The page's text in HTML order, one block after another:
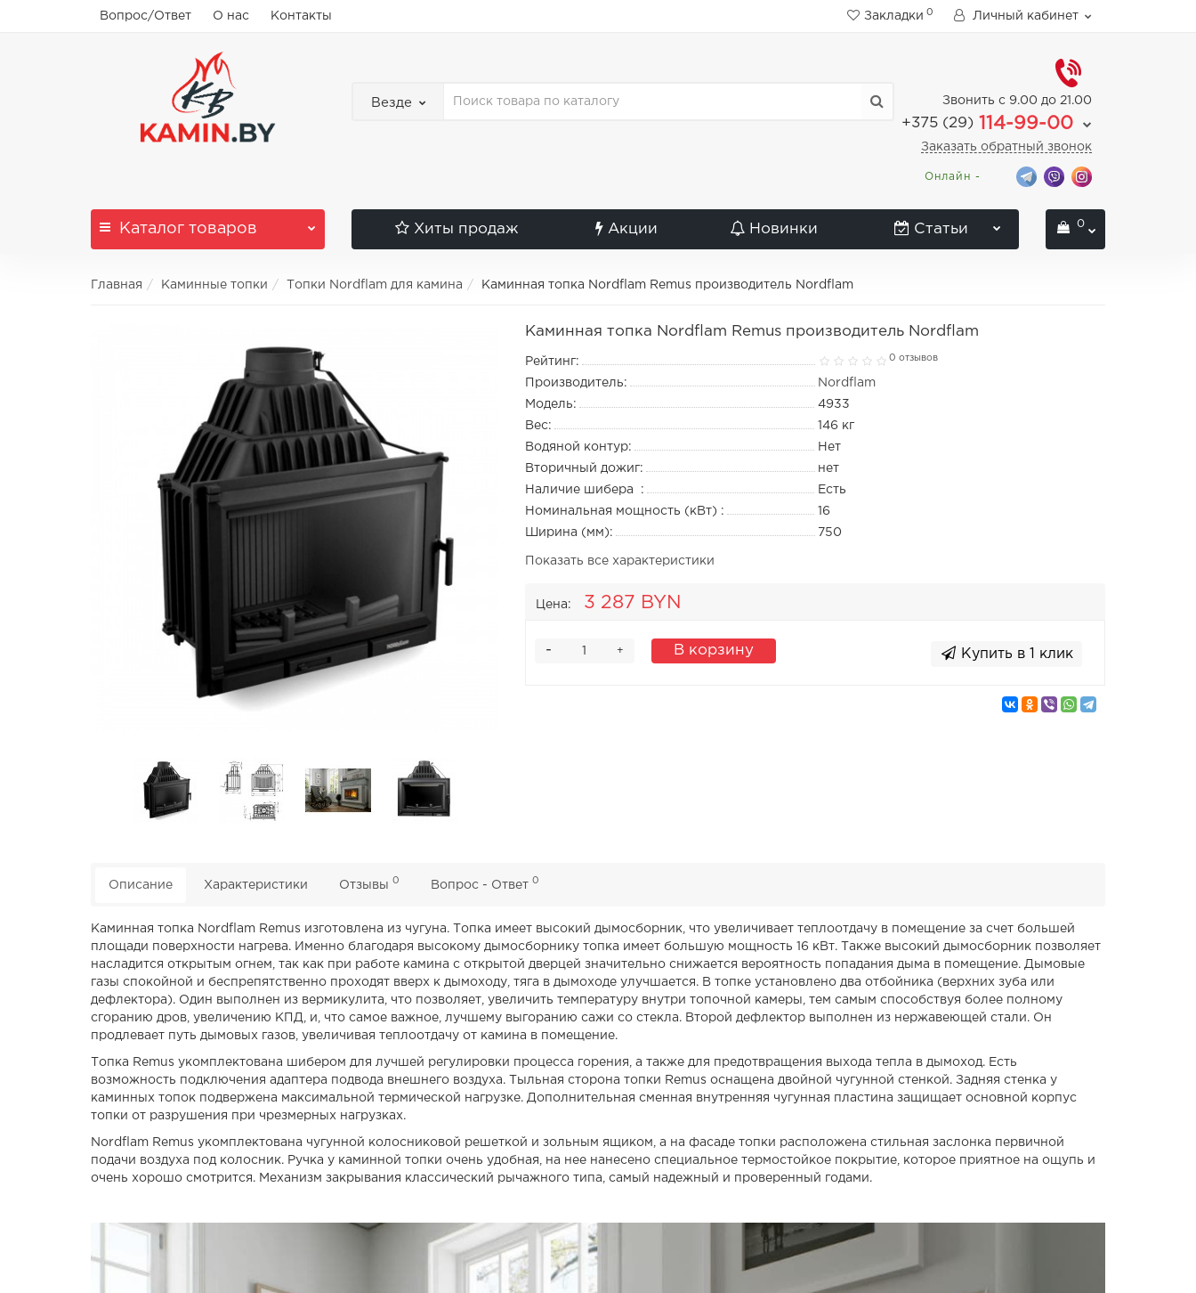
Вопрос/Ответ О нас Контакты Закладки 0 Личный кабинет
Везде Звонить с 9.00 до 21.00
+375 (29) 114-99-00
Заказать обратный звонок
Онлайн -
Каталог товаров Хиты продаж Акции Новинки Статьи 0
Главная Каминные топки Топки Nordflam для камина Каминная топка Nordflam Remus производитель Nordflam
Каминная топка Nordflam Remus производитель Nordflam
Рейтинг: 0 отзывов
Производитель:
Nordflam
Модель:
4933
Вес:
146 кг
Водяной контур:
Нет
Вторичный дожиг:
нет
Наличие шибера :
Есть
Номинальная мощность (кВт) :
16
Ширина (мм):
750
Показать все характеристики
Цена: 3 287 BYN
+
- В корзину Купить в 1 клик
Описание Характеристики Отзывы 0 Вопрос - Ответ 0
Каминная топка Nordflam Remus изготовлена из чугуна. Топка имеет высокий дымосборник, что увеличивает теплоотдачу в помещение за счет большей
площади поверхности нагрева. Именно благодаря высокому дымосборнику топка имеет большую мощность 16 кВт. Также высокий дымосборник позволяет
насладится открытым огнем, так как при работе камина с открытой дверцей значительно снижается вероятность попадания дыма в помещение. Дымовые
газы спокойной и беспрепятственно проходят вверх к дымоходу, тяга в дымоходе улучшается. В топке установлено два отбойника (верхних зуба или
дефлектора). Один выполнен из вермикулита, что позволяет, увеличить температуру внутри топочной камеры, тем самым способствуя более полному
сгоранию дров, увеличению КПД, и, что самое важное, лучшему выгоранию сажи со стекла. Второй дефлектор выполнен из нержавеющей стали. Он
продлевает путь дымовых газов, увеличивая теплоотдачу от камина в помещение.
Топка Remus укомплектована шибером для лучшей регулировки процесса горения, а также для предотвращения выхода тепла в дымоход. Есть
возможность подключения адаптера подвода внешнего воздуха. Тыльная сторона топки Remus оснащена двойной чугунной стенкой. Задняя стенка у
каминных топок подвержена максимальной термической нагрузке. Дополнительная сменная внутренняя чугунная пластина защищает основной корпус
топки от разрушения при чрезмерных нагрузках.
Nordflam Remus укомплектована чугунной колосниковой решеткой и зольным ящиком, а на фасаде топки расположена стильная заслонка первичной
подачи воздуха под колосник. Ручка у каминной топки очень удобная, на нее нанесено специальное термостойкое покрытие, которое приятное на ощупь и
очень хорошо смотрится. Механизм закрывания классический рычажного типа, самый надежный и проверенный годами.